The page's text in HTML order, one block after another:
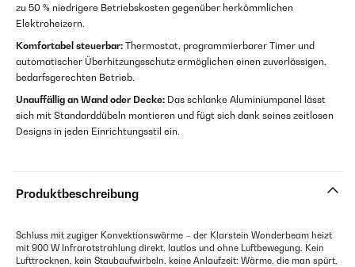
zu 50 % niedrigere Betriebskosten gegenüber herkömmlichen
Elektroheizern.
Komfortabel steuerbar: Thermostat, programmierbarer Timer und
automatischer Überhitzungsschutz ermöglichen einen zuverlässigen,
bedarfsgerechten Betrieb.
Unauffällig an Wand oder Decke: Das schlanke Aluminiumpanel lässt
sich mit Standarddübeln montieren und fügt sich dank seines zeitlosen
Designs in jeden Einrichtungsstil ein.
Produktbeschreibung
Schluss mit zugiger Konvektionswärme – der Klarstein Wonderbeam heizt
mit 900 W Infrarotstrahlung direkt, lautlos und ohne Luftbewegung. Kein
Lufttrocknen, kein Staubaufwirbeln, keine Anlaufzeit: Wärme, die man spürt,